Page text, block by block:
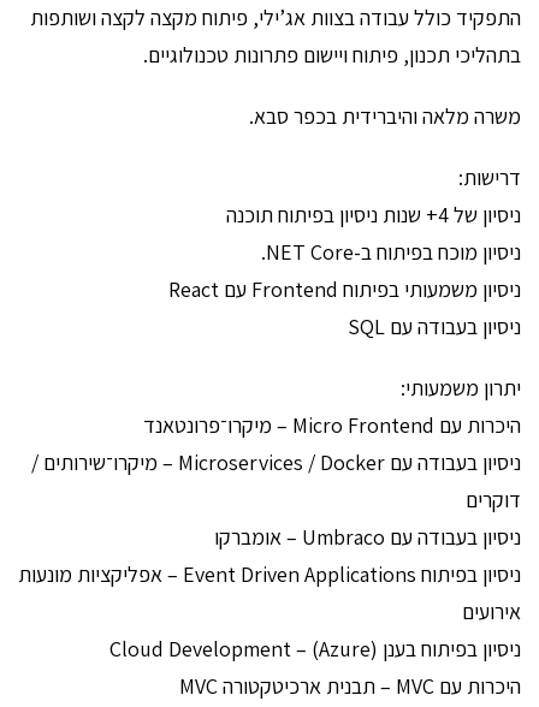
התפקיד כולל עבודה בצוות אג’ילי, פיתוח מקצה לקצה ושותפות
בתהליכי תכנון, פיתוח ויישום פתרונות טכנולוגיים.
משרה מלאה והיברידית בכפר סבא.
דרישות:
ניסיון של 4+ שנות ניסיון בפיתוח תוכנה
ניסיון מוכח בפיתוח ב-‎.NET Core
ניסיון משמעותי בפיתוח Frontend עם React
ניסיון בעבודה עם SQL
יתרון משמעותי:
היכרות עם Micro Frontend – מיקרו־פרונטאנד
ניסיון בעבודה עם Microservices / Docker – מיקרו־שירותים /
דוקרים
ניסיון בעבודה עם Umbraco – אומברקו
ניסיון בפיתוח Event Driven Applications – אפליקציות מונעות
אירועים
ניסיון בפיתוח בענן (Azure) – Cloud Development
היכרות עם MVC – תבנית ארכיטקטורה MVC